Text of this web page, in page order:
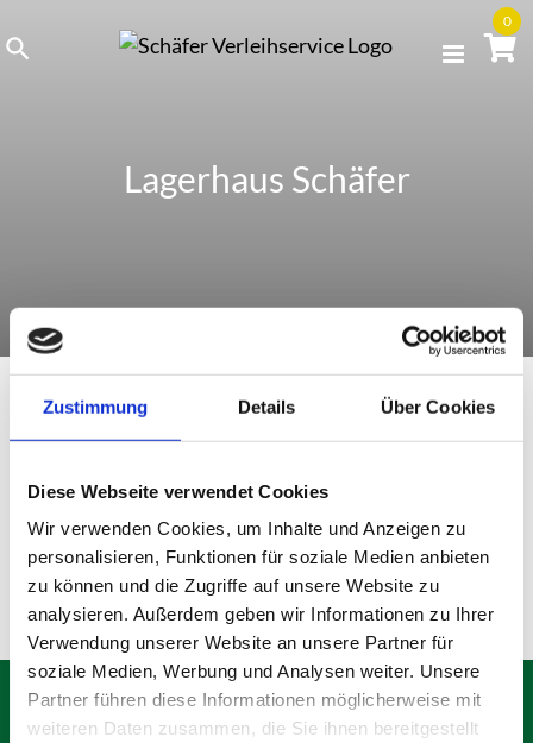
Zustimmung Details Über Cookies
Diese Webseite verwendet Cookies
Wir verwenden Cookies, um Inhalte und Anzeigen zu
personalisieren, Funktionen für soziale Medien anbieten
zu können und die Zugriffe auf unsere Website zu
analysieren. Außerdem geben wir Informationen zu Ihrer
Verwendung unserer Website an unsere Partner für
soziale Medien, Werbung und Analysen weiter. Unsere
Partner führen diese Informationen möglicherweise mit
weiteren Daten zusammen, die Sie ihnen bereitgestellt
to
Lagerhaus Schäfer
0
Gröbenzell
Olching